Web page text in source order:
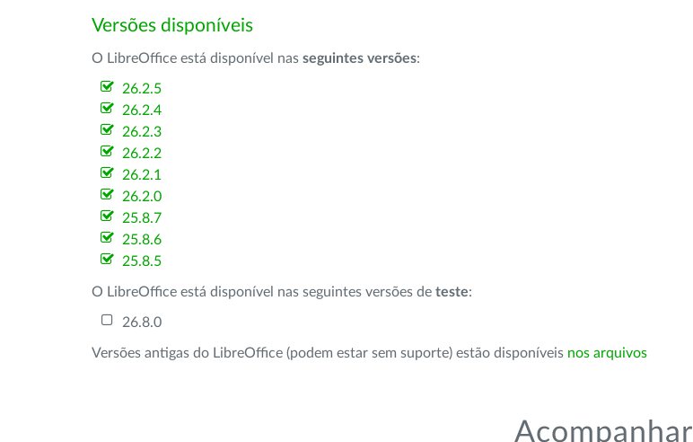
Versões disponíveis
O LibreOffice está disponível nas seguintes versões:
26.2.5
26.2.4
26.2.3
26.2.2
26.2.1
26.2.0
25.8.7
25.8.6
25.8.5
O LibreOffice está disponível nas seguintes versões de teste:
26.8.0
Versões antigas do LibreOffice (podem estar sem suporte) estão disponíveis nos arquivos
Acompanhar